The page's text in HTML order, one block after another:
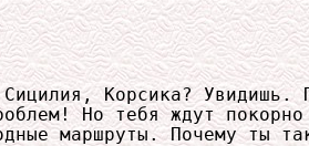
Корсика? Увидишь.
Но тебя ждут
маршруты. Почему ты